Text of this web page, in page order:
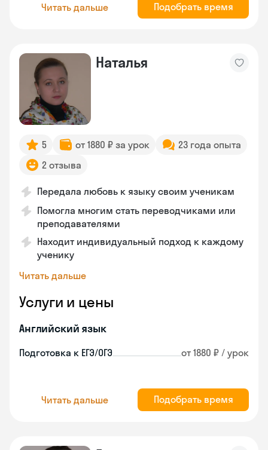
Читать дальше Подобрать время
Наталья
5 от 1880 ₽ за урок
23 года опыта
2 отзыва
Передала любовь к языку своим ученикам
Помогла многим стать переводчиками или
преподавателями
Находит индивидуальный подход к каждому
ученику
Читать дальше
Услуги и цены
Английский язык
Подготовка к ЕГЭ/ОГЭ от 1880 ₽ / урок
Читать дальше Подобрать время